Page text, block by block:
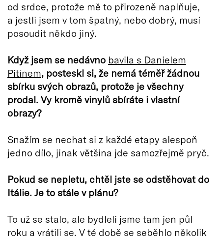
od srdce, protože mě to přirozeně naplňuje,
a jestli jsem v tom špatný, nebo dobrý, musí
posoudit někdo jiný.
Když jsem se nedávno bavila s Danielem
Pitínem, posteskl si, že nemá téměř žádnou
sbírku svých obrazů, protože je všechny
prodal. Vy kromě vinylů sbíráte i vlastní
obrazy?
Snažím se nechat si z každé etapy alespoň
jedno dílo, jinak většina jde samozřejmě pryč.
Pokud se nepletu, chtěl jste se odstěhovat do
Itálie. Je to stále v plánu?
To už se stalo, ale bydleli jsme tam jen půl
roku a vrátili se. V té době se seběhlo několik